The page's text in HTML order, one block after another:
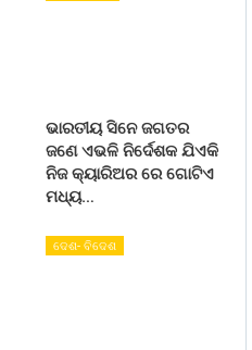
ଭାରତୀୟ ସିନେ ଜଗତର
ଜଣେ ଏଭଳି ନିର୍ଦେଶକ ଯିଏକି
ନିଜ କ୍ୟାରିଅର ରେ ଗୋଟିଏ
ମଧ୍ୟ…
ଦେଶ- ବିଦେଶ